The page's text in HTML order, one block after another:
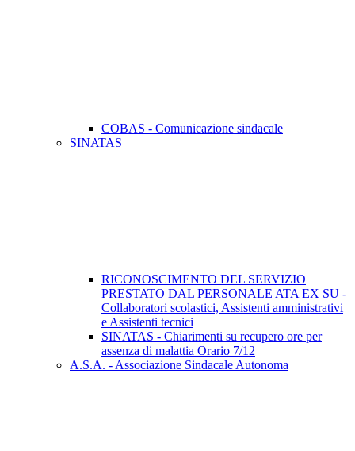
COBAS - Comunicazione sindacale
SINATAS
RICONOSCIMENTO DEL SERVIZIO
PRESTATO DAL PERSONALE ATA EX SU -
Collaboratori scolastici, Assistenti amministrativi
e Assistenti tecnici
SINATAS - Chiarimenti su recupero ore per
assenza di malattia Orario 7/12
A.S.A. - Associazione Sindacale Autonoma